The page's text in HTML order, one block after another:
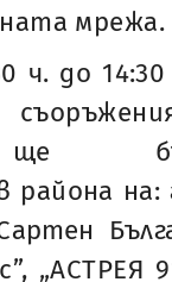
мрежа.
ч. до
ще
района